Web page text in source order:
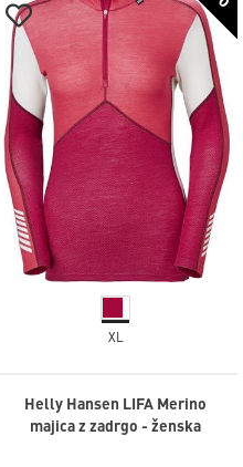
XL
Helly Hansen LIFA Merino
majica z zadrgo - ženska